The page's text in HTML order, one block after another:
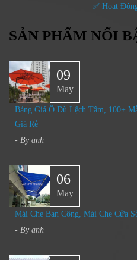
✅ Hoạt
SẢN PHẨM NỔI
09
May
Bảng Giá Ô Dù Lệch Tâm, 100+
Giá Rẻ
- By anh
06
May
Mái Che Ban Công, Mái Che Cửa
- By anh